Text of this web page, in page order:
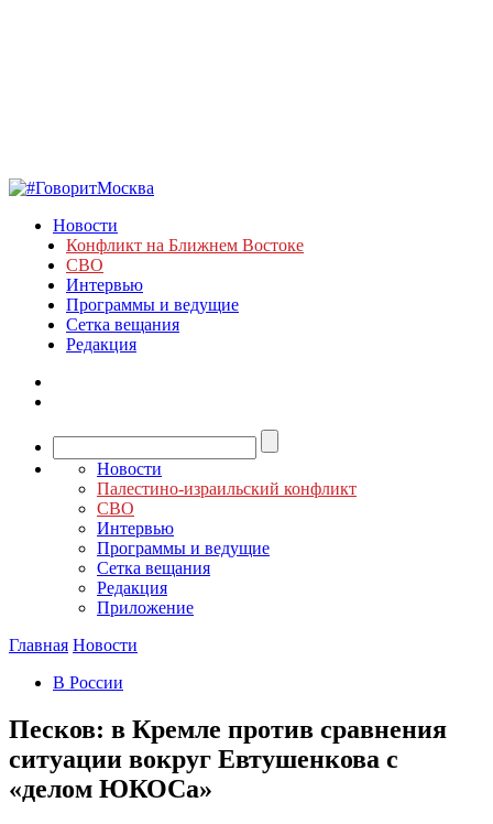
Новости
Конфликт на Ближнем Востоке
СВО
Интервью
Программы и ведущие
Сетка вещания
Редакция
Новости
Палестино-израильский конфликт
СВО
Интервью
Программы и ведущие
Сетка вещания
Редакция
Приложение
Главная Новости
В России
Песков: в Кремле против сравнения
ситуации вокруг Евтушенкова с
«делом ЮКОСа»